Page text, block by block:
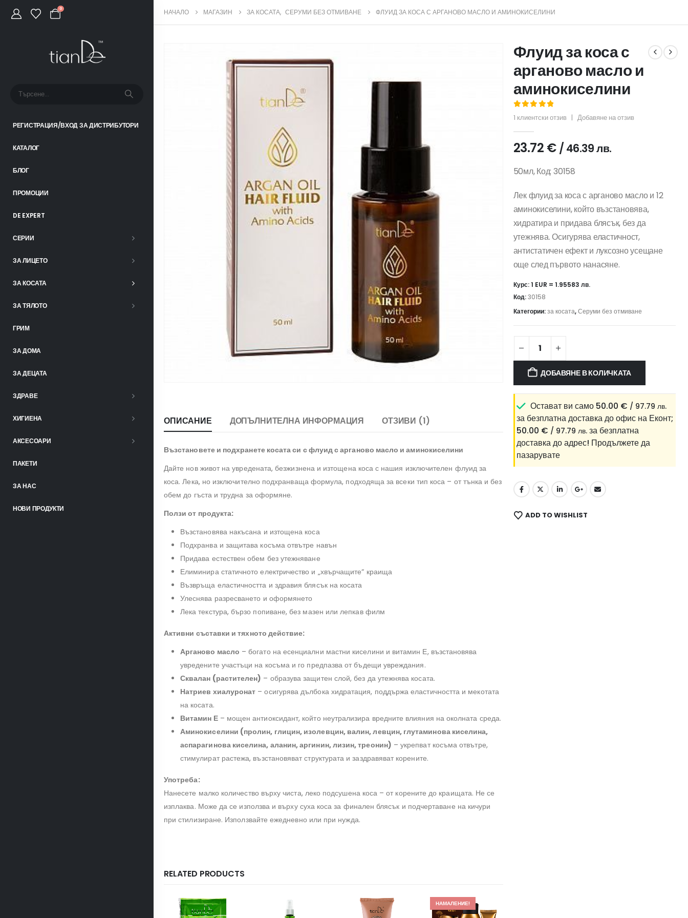
0
РЕГИСТРАЦИЯ/ВХОД ЗА ДИСТРИБУТОРИ
КАТАЛОГ
БЛОГ
ПРОМОЦИИ
DE EXPERT
СЕРИИ
ЗА ЛИЦЕТО
ЗА КОСАТА
ЗА ТЯЛОТО
ГРИМ
ЗА ДОМА
ЗА ДЕЦАТА
ЗДРАВЕ
ХИГИЕНА
АКСЕСОАРИ
ПАКЕТИ
ЗА НАС
НОВИ ПРОДУКТИ
НАЧАЛО МАГАЗИН ЗА КОСАТА, СЕРУМИ БЕЗ ОТМИВАНЕ ФЛУИД ЗА КОСА С АРГАНОВО МАСЛО И АМИНОКИСЕЛИНИ
ОПИСАНИЕ ДОПЪЛНИТЕЛНА ИНФОРМАЦИЯ ОТЗИВИ (1)
Възстановете и подхранете косата си с флуид с арганово масло и аминокиселини
Дайте нов живот на увредената, безжизнена и изтощена коса с нашия изключителен флуид за
коса. Лека, но изключително подхранваща формула, подходяща за всеки тип коса – от тънка и без
обем до гъста и трудна за оформяне.
Ползи от продукта:
Възстановява накъсана и изтощена коса
Подхранва и защитава косъма отвътре навън
Придава естествен обем без утежняване
Елиминира статичното електричество и „хвърчащите“ краища
Възвръща еластичността и здравия блясък на косата
Улеснява разресването и оформянето
Лека текстура, бързо попиване, без мазен или лепкав филм
Активни съставки и тяхното действие:
Арганово масло – богато на есенциални мастни киселини и витамин Е, възстановява
увредените участъци на косъма и го предпазва от бъдещи увреждания.
Сквалан (растителен) – образува защитен слой, без да утежнява косата.
Натриев хиалуронат – осигурява дълбока хидратация, поддържа еластичността и мекотата
на косата.
Витамин Е– мощен антиоксидант, който неутрализира вредните влияния на околната среда.
Аминокиселини (пролин, глицин, изолевцин, валин, левцин, глутаминова киселина,
аспарагинова киселина, аланин, аргинин, лизин, треонин) – укрепват косъма отвътре,
стимулират растежа, възстановяват структурата и заздравяват корените.
Употреба:
Нанесете малко количество върху чиста, леко подсушена коса – от корените до краищата. Не се
изплаква. Може да се използва и върху суха коса за финален блясък и подчертаване на кичури
при стилизиране. Използвайте ежедневно или при нужда.
RELATED PRODUCTS
НАМАЛЕНИЕ!
Флуид за коса с
арганово масло и
аминокиселини
5.00 out of 5
1 клиентски отзив | Добавяне на отзив
23.72 € / 46.39 лв.
50мл, Код: 30158
Лек флуид за коса с арганово масло и 12
аминокиселини, който възстановява,
хидратира и придава блясък, без да
утежнява. Осигурява еластичност,
антистатичен ефект и луксозно усещане
още след първото нанасяне.
Курс: 1 EUR = 1.95583 лв.
Код:30158
Категории:за косата,Серуми без отмиване
ДОБАВЯНЕ В КОЛИЧКАТА
Остават ви само 50.00 € / 97.79 лв.
за безплатна доставка до офис на Еконт;
50.00 € / 97.79 лв. за безплатна
доставка до адрес! Продължете да
пазарувате
ADD TO WISHLIST